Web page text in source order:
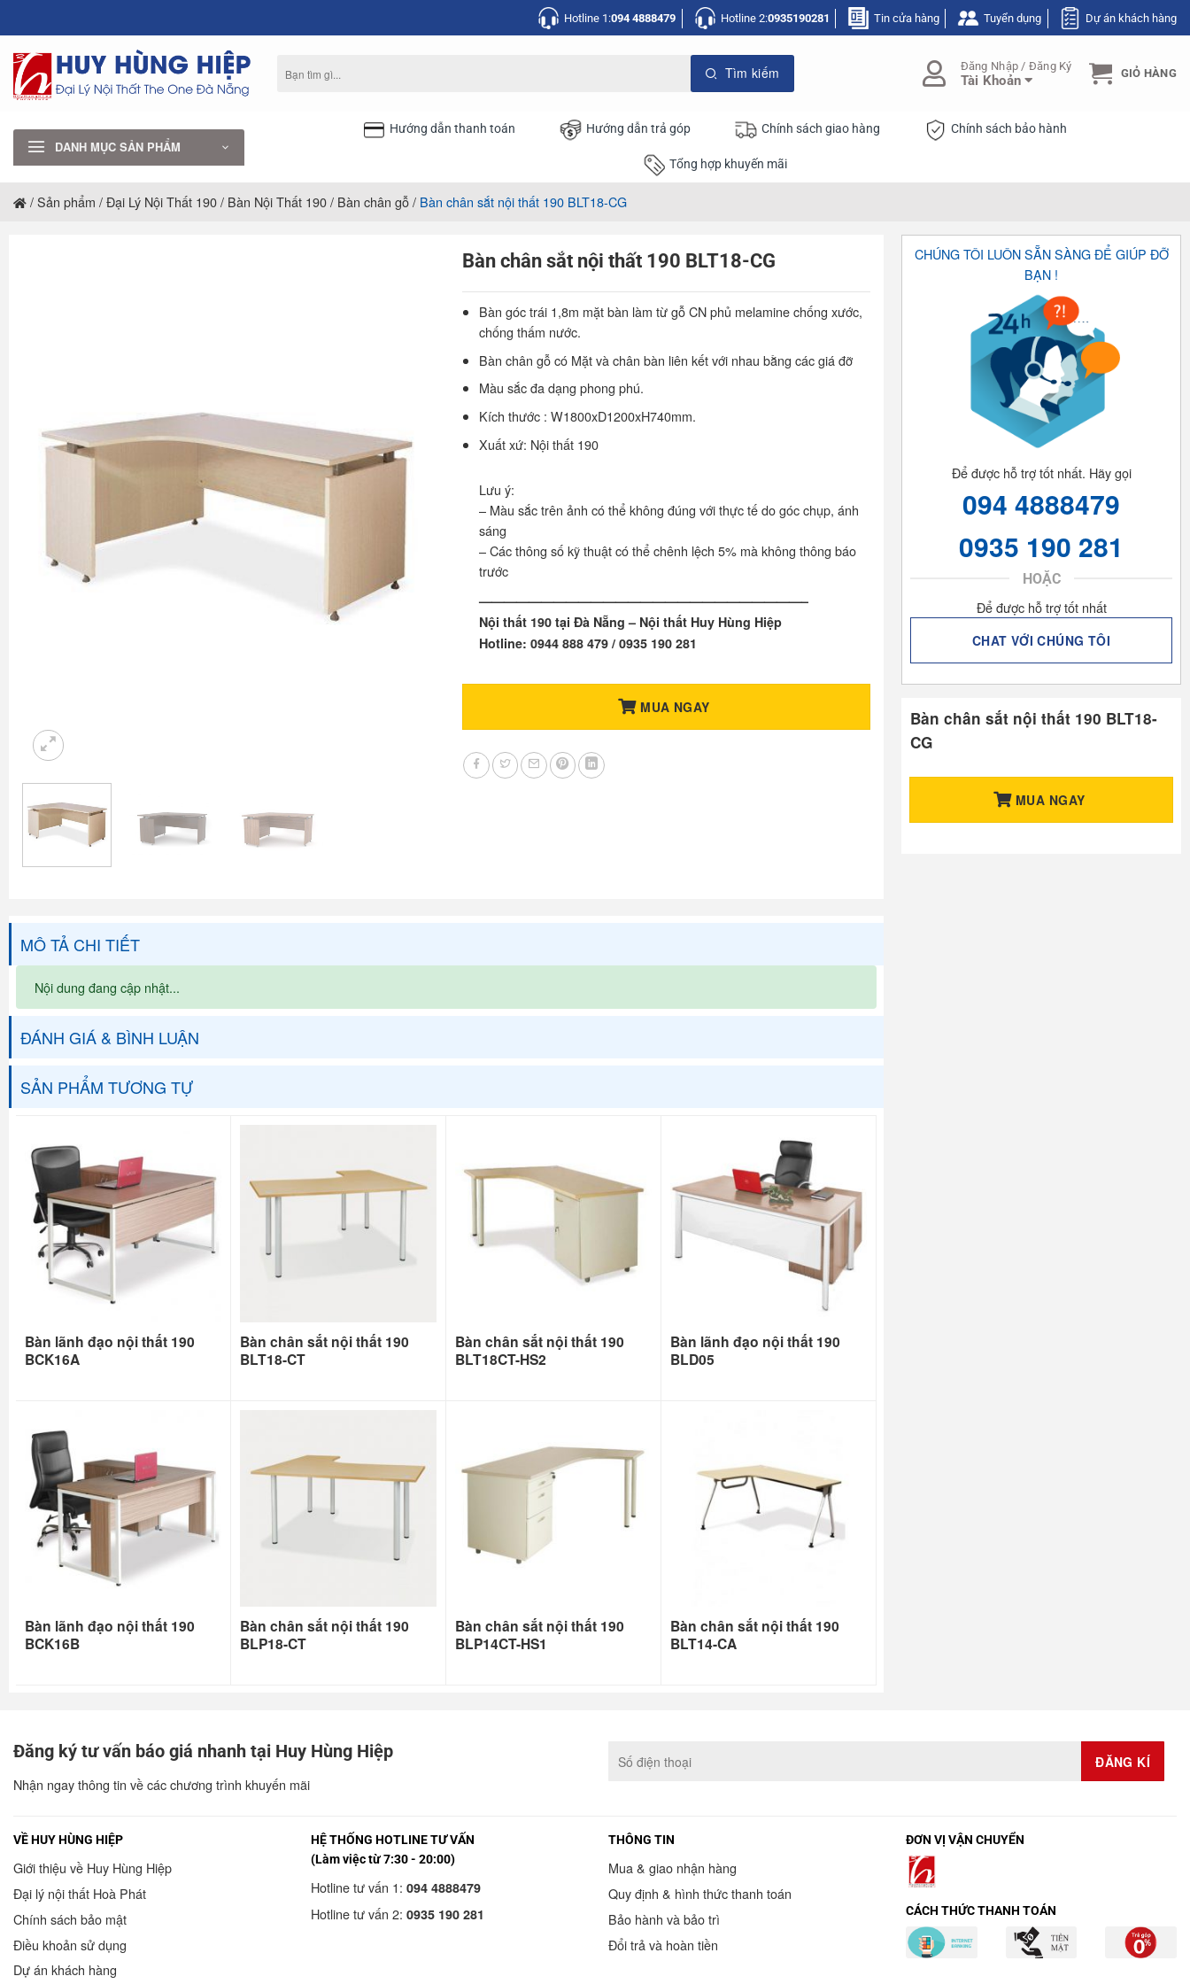
nội
dung
Hotline 1:094 4888479 Hotline 2:0935190281 Tin cửa hàng Tuyển dụng Dự án khách hàng
kiếm:
Đăng Nhập / Đăng Ký
Tài Khoản GIỎ HÀNG
DANH MỤC SẢN PHẨM
Hướng dẫn thanh toán Hướng dẫn trả góp Chính sách giao hàng Chính sách bảo hành
Tổng hợp khuyến mãi
/Sản phẩm /Đại Lý Nội Thất 190/ Bàn Nội Thất 190/ Bàn chân gỗ/ Bàn chân sắt nội thất 190 BLT18-CG
Bàn chân sắt nội thất 190 BLT18-CG
Bàn góc trái 1,8m mặt bàn làm từ gỗ CN phủ melamine chống xước,
chống thấm nước.
Bàn chân gỗ có Mặt và chân bàn liên kết với nhau bằng các giá đỡ
Màu sắc đa dạng phong phú.
Kích thước : W1800xD1200xH740mm.
Xuất xứ: Nội thất 190
Lưu ý:
– Màu sắc trên ảnh có thể không đúng với thực tế do góc chụp, ánh
sáng
– Các thông số kỹ thuật có thể chênh lệch 5% mà không thông báo
trước
——————————————————————————–
Nội thất 190 tại Đà Nẵng – Nội thất Huy Hùng Hiệp
Hotline: 0944 888 479 / 0935 190 281
MUA NGAY
MÔ TẢ CHI TIẾT
Nội dung đang cập nhật...
ĐÁNH GIÁ & BÌNH LUẬN
SẢN PHẨM TƯƠNG TỰ
Bàn lãnh đạo nội thất 190
BCK16A
Bàn chân sắt nội thất 190
BLT18-CT
Bàn chân sắt nội thất 190
BLT18CT-HS2
Bàn lãnh đạo nội thất 190
BLD05
Bàn lãnh đạo nội thất 190
BCK16B
Bàn chân sắt nội thất 190
BLP18-CT
Bàn chân sắt nội thất 190
BLP14CT-HS1
Bàn chân sắt nội thất 190
BLT14-CA
CHÚNG TÔI LUÔN SẴN SÀNG ĐỂ GIÚP ĐỠ
BẠN !
Để được hỗ trợ tốt nhất. Hãy gọi
094 4888479
0935 190 281
HOẶC
Để được hỗ trợ tốt nhất
CHAT VỚI CHÚNG TÔI
Bàn chân sắt nội thất 190 BLT18-
CG
MUA NGAY
Đăng ký tư vấn báo giá nhanh tại Huy Hùng Hiệp
Nhận ngay thông tin về các chương trình khuyến mãi
VỀ HUY HÙNG HIỆP
Giới thiệu về Huy Hùng Hiệp
Đại lý nội thất Hoà Phát
Chính sách bảo mật
Điều khoản sử dụng
Dự án khách hàng
HỆ THỐNG HOTLINE TƯ VẤN
(Làm việc từ 7:30 - 20:00)
Hotline tư vấn 1: 094 4888479
Hotline tư vấn 2: 0935 190 281
THÔNG TIN
Mua & giao nhận hàng
Quy định & hình thức thanh toán
Bảo hành và bảo trì
Đổi trả và hoàn tiền
ĐƠN VỊ VẬN CHUYỂN
CÁCH THỨC THANH TOÁN